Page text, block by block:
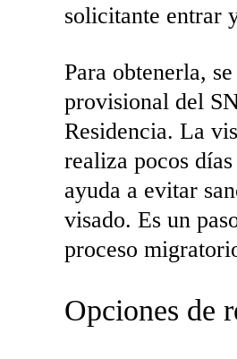
solicitante entrar
Para obtenerla,
provisional del
Residencia. La
realiza pocos
ayuda a evitar
visado. Es un
proceso
Opciones de